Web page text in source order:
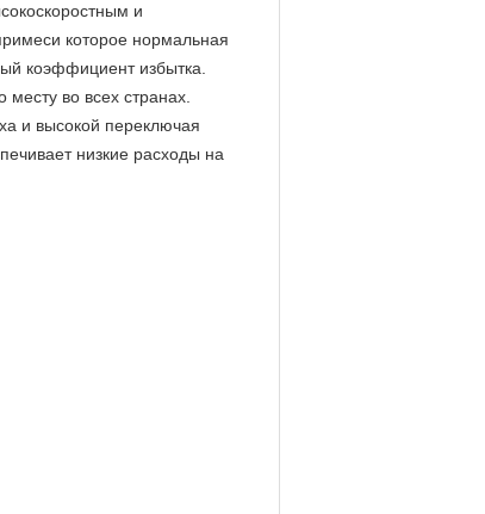
и
которое нормальная
коэффициент избытка.
во всех странах.
и высокой переключая
низкие расходы на